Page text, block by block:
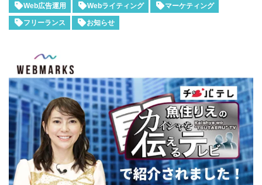
Web広告運用 Webライティング マーケティング
フリーランス お知らせ